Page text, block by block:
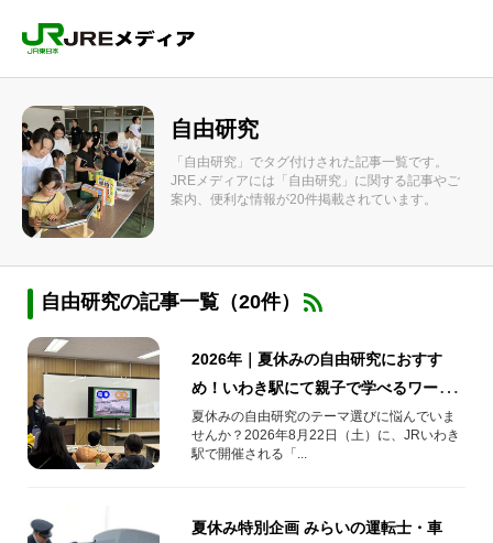
自由研究
「自由研究」でタグ付けされた記事一覧です。
JREメディアには「自由研究」に関する記事やご
案内、便利な情報が20件掲載されています。
自由研究の記事一覧（20件）
2026年｜夏休みの自由研究におすす
め！いわき駅にて親子で学べるワーク
ショップ開催
夏休みの自由研究のテーマ選びに悩んでいま
せんか？2026年8月22日（土）に、JRいわき
駅で開催される「...
夏休み特別企画 みらいの運転士・車